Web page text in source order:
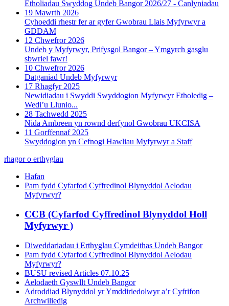
Etholiadau Swyddog Undeb Bangor 2026/27 - Canlyniadau
19 Mawrth 2026
Cyhoeddi rhestr fer ar gyfer Gwobrau Llais Myfyrwyr a
GDDAM
12 Chwefror 2026
Undeb y Myfyrwyr, Prifysgol Bangor – Ymgyrch gasglu
sbwriel fawr!
10 Chwefror 2026
Datganiad Undeb Myfyrwyr
17 Rhagfyr 2025
Newidiadau i Swyddi Swyddogion Myfyrwyr Etholedig –
Wedi’u Llunio...
28 Tachwedd 2025
Nida Ambreen yn rownd derfynol Gwobrau UKCISA
11 Gorffennaf 2025
Swyddogion yn Cefnogi Hawliau Myfyrwyr a Staff
rhagor o erthyglau
Hafan
Pam fydd Cyfarfod Cyffredinol Blynyddol Aelodau
Myfyrwyr?
CCB (Cyfarfod Cyffredinol Blynyddol Holl
Myfyrwyr )
Diweddariadau i Erthyglau Cymdeithas Undeb Bangor
Pam fydd Cyfarfod Cyffredinol Blynyddol Aelodau
Myfyrwyr?
BUSU revised Articles 07.10.25
Aelodaeth Gyswllt Undeb Bangor
Adroddiad Blynyddol yr Ymddiriedolwyr a’r Cyfrifon
Archwiliedig